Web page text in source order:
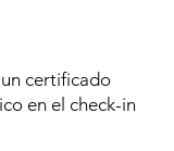
certificado
en el check-in